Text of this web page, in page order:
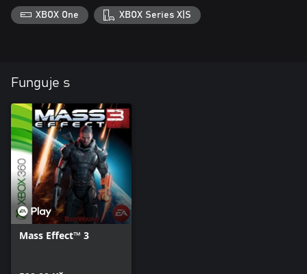
XBOX One XBOX Series X|S
Funguje s
Mass Effect™ 3